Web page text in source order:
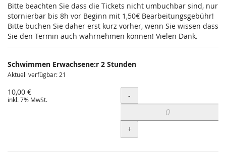
Bitte beachten Sie dass die Tickets nicht umbuchbar sind, nur
stornierbar bis 8h vor Beginn mit 1,50€ Bearbeitungsgebühr!
Bitte buchen Sie daher erst kurz vorher, wenn Sie wissen dass
Sie den Termin auch wahrnehmen können! Vielen Dank.
Schwimmen Erwachsene:r 2 Stunden
Aktuell verfügbar: 21
10,00 €
inkl. 7% MwSt. Menge
-
+